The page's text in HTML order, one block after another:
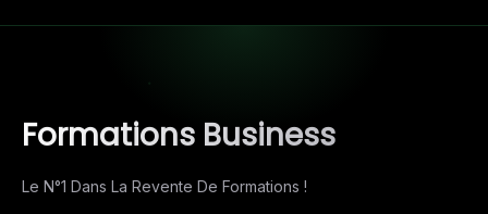
Formations Business
Le N°1 Dans La Revente De Formations !